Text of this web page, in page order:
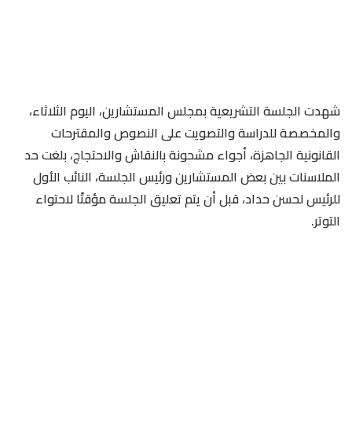
شهدت الجلسة التشريعية بمجلس المستشارين، اليوم الثلاثاء،
والمخصصة للدراسة والتصويت على النصوص والمقترحات
القانونية الجاهزة، أجواء مشحونة بالنقاش والاحتجاج، بلغت حد
الملاسنات بين بعض المستشارين ورئيس الجلسة، النائب الأول
للرئيس لحسن حداد، قبل أن يتم تعليق الجلسة مؤقتًا لاحتواء
التوتر.